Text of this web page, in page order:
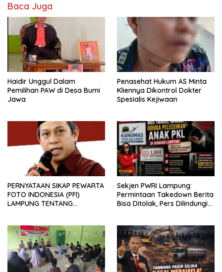
Baca Juga
Haidir Unggul Dalam
Pemilihan PAW di Desa Bumi
Jawa
Penasehat Hukum AS Minta
Kliennya Dikontrol Dokter
Spesialis Kejiwaan
PERNYATAAN SIKAP PEWARTA
FOTO INDONESIA (PFI)
LAMPUNG TENTANG
TERHADAP JURNALIS DI
PENGADILAN NEGERI
TANJUNG KARANG.
Sekjen PWRI Lampung:
Permintaan Takedown Berita
Bisa Ditolak, Pers Dilindungi